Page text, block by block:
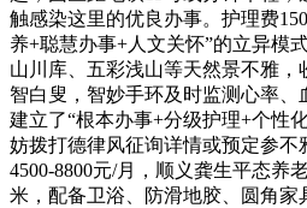
触感染这里的优良办事。护理费
养+聪慧办事+人文关怀”的立异模
山川库、五彩浅山等天然景不雅
智白叟，智妙手环及时监测心率、
建立了“根本办事+分级护理+个性
妨拨打德律风征询详情或预定参不
4500-8800元/月，顺义龚生平态养
米，配备卫浴、防滑地胶、圆角家